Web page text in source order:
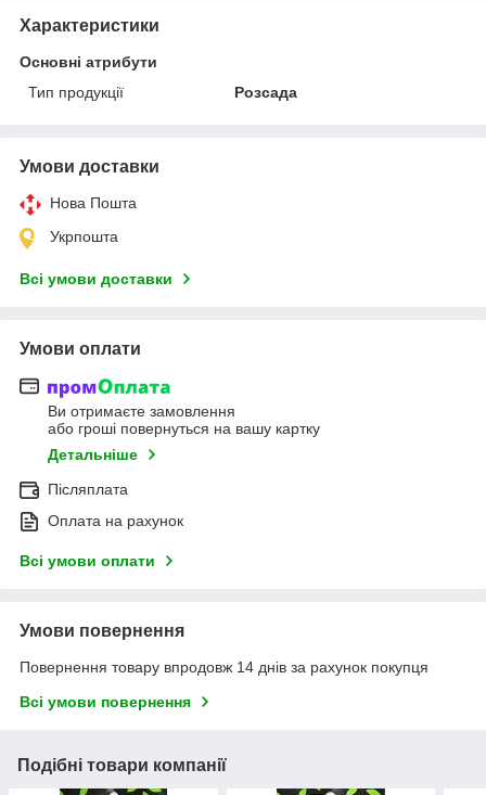
Характеристики
Основні атрибути
Тип продукції
Розсада
Умови доставки
Нова Пошта
Укрпошта
Всі умови доставки
Умови оплати
Ви отримаєте замовлення
або гроші повернуться на вашу картку
Детальніше
Післяплата
Оплата на рахунок
Всі умови оплати
Умови повернення
Повернення товару впродовж 14 днів за рахунок покупця
Всі умови повернення
Подібні товари компанії